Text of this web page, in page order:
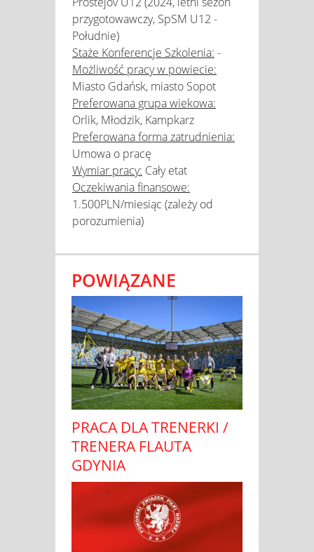
przygotowawczy, SpSM U12 -
Południe)
Staże Konferencje Szkolenia: -
Możliwość pracy w powiecie:
Miasto Gdańsk, miasto Sopot
Preferowana grupa wiekowa:
Orlik, Młodzik, Kampkarz
Preferowana forma zatrudnienia:
Umowa o pracę
Wymiar pracy: Cały etat
Oczekiwania finansowe:
1.500PLN/miesiąc (zależy od
porozumienia)
POWIĄZANE
PRACA DLA TRENERKI /
TRENERA FLAUTA
GDYNIA